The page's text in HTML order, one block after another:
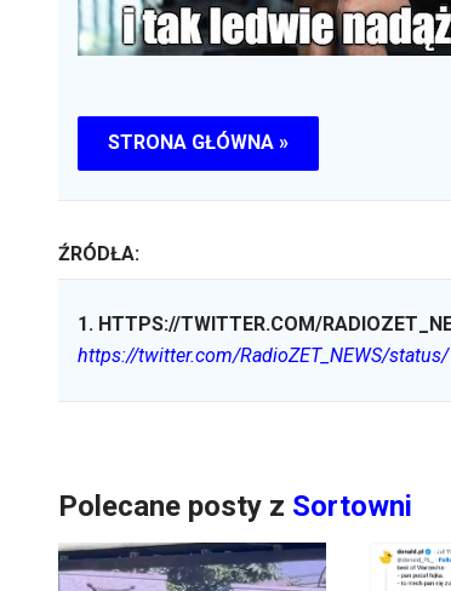
STRONA GŁÓWNA »
ŹRÓDŁA:
1. HTTPS://TWITTER.COM/
https://twitter.com/RadioZET_NEWS/
Polecane posty z Sortowni